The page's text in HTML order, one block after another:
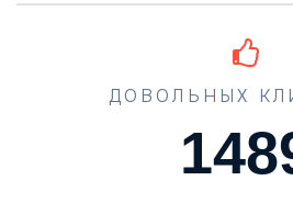
ДОВОЛЬНЫХ